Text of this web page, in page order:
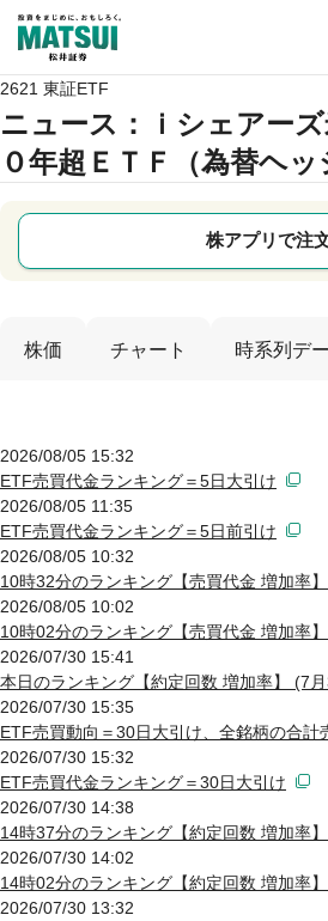
2621 東証ETF
ニュース ：ｉシェアー
０年超ＥＴＦ（為替ヘッ
株アプリで注
株価 チャート 時系列デ
2026/08/05 15:32
ETF売買代金ランキング＝5日大引け
2026/08/05 11:35
ETF売買代金ランキング＝5日前引け
2026/08/05 10:32
10時32分のランキング【売買代金 増加率
2026/08/05 10:02
10時02分のランキング【売買代金 増加率
2026/07/30 15:41
本日のランキング【約定回数 増加率】 (7
2026/07/30 15:35
ETF売買動向＝30日大引け、全銘柄の合計
2026/07/30 15:32
ETF売買代金ランキング＝30日大引け
2026/07/30 14:38
14時37分のランキング【約定回数 増加率
2026/07/30 14:02
14時02分のランキング【約定回数 増加率
2026/07/30 13:32